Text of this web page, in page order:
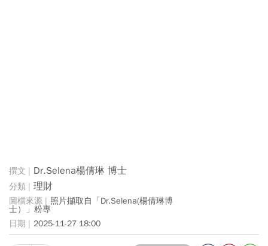
Dr.Selena楊倩琳 博士
理財
照片擷取自「Dr.Selena(楊倩琳博
士）」粉專
2025-11-27 18:00